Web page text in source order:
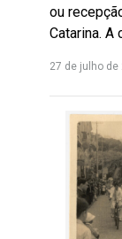
ou
Catarina. A
27 de julho de